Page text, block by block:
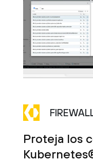
Proteja los